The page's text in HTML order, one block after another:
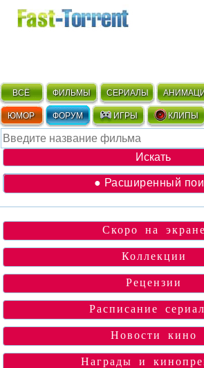
ВСЁ ФИЛЬМЫ СЕРИАЛЫ
ЮМОР ФОРУМ ИГРЫ КЛИПЫ
● Расширенный
Скоро на экране
Коллекции
Рецензии
Расписание
Новости кино
Награды и